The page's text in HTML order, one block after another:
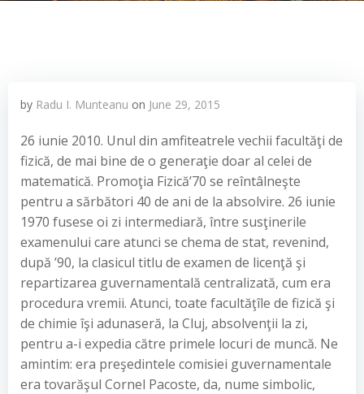
by Radu I. Munteanu on June 29, 2015
26 iunie 2010. Unul din amfiteatrele vechii facultăţi de
fizică, de mai bine de o generaţie doar al celei de
matematică. Promoţia Fizică’70 se reîntâlneşte
pentru a sărbători 40 de ani de la absolvire. 26 iunie
1970 fusese oi zi intermediară, între susţinerile
examenului care atunci se chema de stat, revenind,
după ’90, la clasicul titlu de examen de licenţă şi
repartizarea guvernamentală centralizată, cum era
procedura vremii. Atunci, toate facultăţîle de fizică şi
de chimie îşi adunaseră, la Cluj, absolvenţii la zi,
pentru a-i expedia către primele locuri de muncă. Ne
amintim: era preşedintele comisiei guvernamentale
era tovarăşul Cornel Pacoste, da, nume simbolic,